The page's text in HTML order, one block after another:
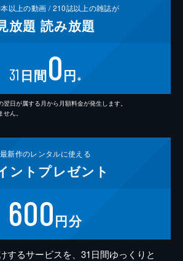
本以上の動画 /210誌以上の雑誌が
放題 読み放題
31 日間0円 ※
日が属する月から月額料金が発生します。
ん。
最新作のレンタルに使える
ント プレゼント
600円分
するサービスを、31日間ゆっくりと